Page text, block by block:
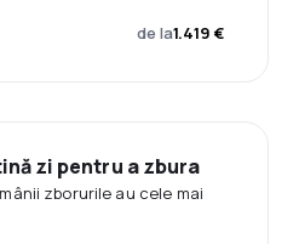
de la1.419 €
zi pentru a zbura
zborurile au cele mai